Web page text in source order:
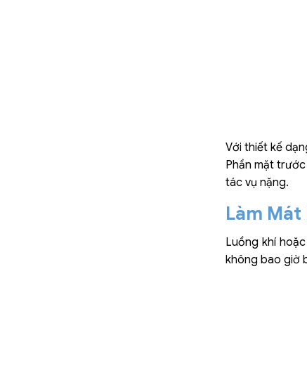
Với thiết kế
Phần mặt
tác vụ nặng.
Làm Mát
Luồng khí
không bao giờ